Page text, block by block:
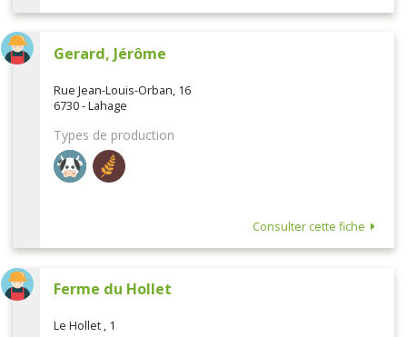
Gerard, Jérôme
Rue Jean-Louis-Orban, 16
6730 - Lahage
Types de production
Consulter cette fiche
Ferme du Hollet
Le Hollet , 1